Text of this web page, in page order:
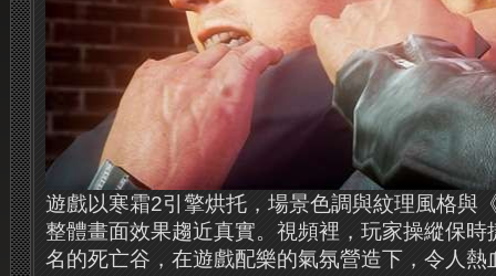
遊戲以寒霜2引擎烘托，場景色調與紋理風格與
整體畫面效果趨近真實。 視頻裡，玩家操縱保
名的死亡谷，在遊戲配樂的氣氛營造下，令人熱